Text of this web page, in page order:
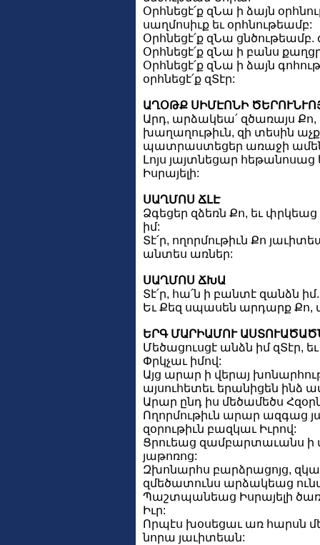
Օրհնեցէ՛ք զՆա ի ձայն
սաղմոսիւք եւ օրհնութեամբ:
Օրհնեցէ՛ք զՆա
Օրհնեցէ՛ք զՆա ի բանս
Օրհնեցէ՛ք զՆա ի ձայն
օրհնեցէ՛ք զՏէր:
ԱՂՕԹՔ ՍԻՄԷՈՆԻ
Արդ, արձակեա՛ զծառայս Քո,
խաղաղութիւն, զի տեսին
պատրաստեցեր առաջի
Լոյս յայտնեցար հեթանոսաց
Իսրայելի:
ՍԱՂՄՈՍ ՃԼԷ
Ձգեցեր զձեռն Քո, եւ
իմ:
Տէ՛ր, ողորմութիւն Քո
անտես առներ:
ՍԱՂՄՈՍ ՃԽԱ
Տէ՛ր, հա՛ն ի բանտէ զանձն
Եւ Քեզ սպասեն արդարք Քո,
ԵՐԳ ՄԱՐԻԱՄՈՒ
Մեծացուսցէ անձն իմ զՏէր,
Փրկչաւ իմով:
Այց արար ի վերայ
այսուհետեւ երանիցեն ինձ
Արար ընդ իս մեծամեծս
Ողորմութիւն արար ազգաց
զօրութիւն բազկաւ Իւրով:
Ցրուեաց զամբարտաւանս ի
յաթոռոց:
Զխոնարհս բարձրացոյց,
զմեծատունս արձակեաց
Պաշտպանեաց Իսրայելի
Իւր:
Որպէս խօսեցաւ առ հարսն
նորա յաւիտեան: